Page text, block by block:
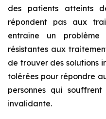
des patients atteints
répondent pas aux
entraîne un problème
résistantes aux
de trouver des solutions
tolérées pour répondre
personnes qui
invalidante.